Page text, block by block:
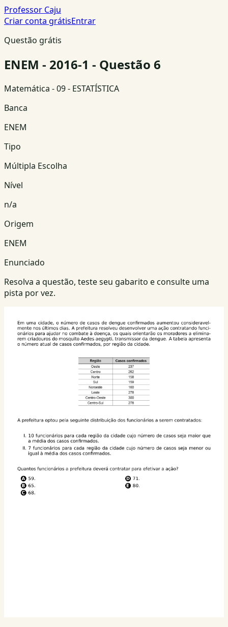
Professor Caju
Criar conta grátisEntrar
Questão grátis
ENEM - 2016-1 - Questão 6
Matemática - 09 - ESTATÍSTICA
Banca
ENEM
Tipo
Múltipla Escolha
Nível
n/a
Origem
ENEM
Enunciado
Resolva a questão, teste seu gabarito e consulte uma
pista por vez.